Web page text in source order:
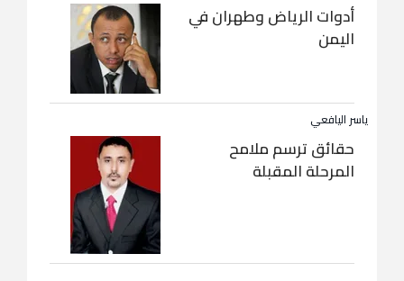
أدوات الرياض وطهران في
اليمن
ياسر اليافعي
حقائق ترسم ملامح
المرحلة المقبلة